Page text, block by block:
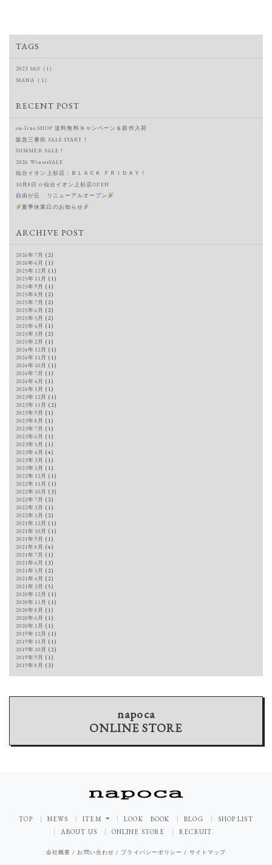
TAGS
2023 S&S（1）
MANA（1）
RECENT POST
on-line SHOP 送料無料キャンペーン＆新作入荷
阪急三番街 SALE START！
SUMMER SALE！
2026 WinterSALE
仙台イオン上杉店：ＢＬＡＣＫ ＦＲＩＤＡＹ！
10月8日☆仙台イオン上杉店OPEN
自由が丘 リニューアルオープン
夏季休業日のお知らせ
ARCHIVE POST
2026年7月 (2)
2026年6月 (1)
2025年12月 (1)
2025年11月 (1)
2025年9月 (1)
2025年8月 (2)
2025年7月 (2)
2025年6月 (2)
2025年5月 (2)
2025年4月 (1)
2025年3月 (2)
2025年2月 (1)
2024年12月 (1)
2024年11月 (1)
2024年10月 (1)
2024年7月 (1)
2024年4月 (1)
2024年1月 (1)
2023年12月 (1)
2023年11月 (2)
2023年9月 (1)
2023年8月 (1)
2023年7月 (1)
2023年6月 (1)
2023年5月 (1)
2023年4月 (4)
2023年3月 (1)
2023年1月 (1)
2022年12月 (1)
2022年11月 (1)
2022年10月 (3)
2022年7月 (2)
2022年3月 (1)
2022年1月 (2)
2021年12月 (1)
2021年10月 (1)
2021年9月 (1)
2021年8月 (4)
2021年7月 (1)
2021年6月 (3)
2021年5月 (2)
2021年4月 (2)
2021年3月 (5)
2020年12月 (1)
2020年11月 (1)
2020年8月 (1)
2020年6月 (1)
2020年1月 (1)
2019年12月 (1)
2019年11月 (1)
2019年10月 (2)
2019年9月 (1)
2019年8月 (3)
napoca
ONLINE STORE
TOP NEWS ITEM LOOK BOOK BLOG
SHOP LIST
ABOUT US
ONLINE STORE RECRUIT
会社概要 /お問い合わせ / プライバシーポリシー / サイトマップ